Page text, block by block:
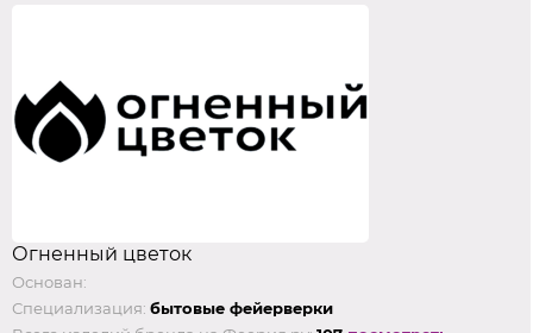
Огненный цветок
Основан:
Специализация: бытовые фейерверки